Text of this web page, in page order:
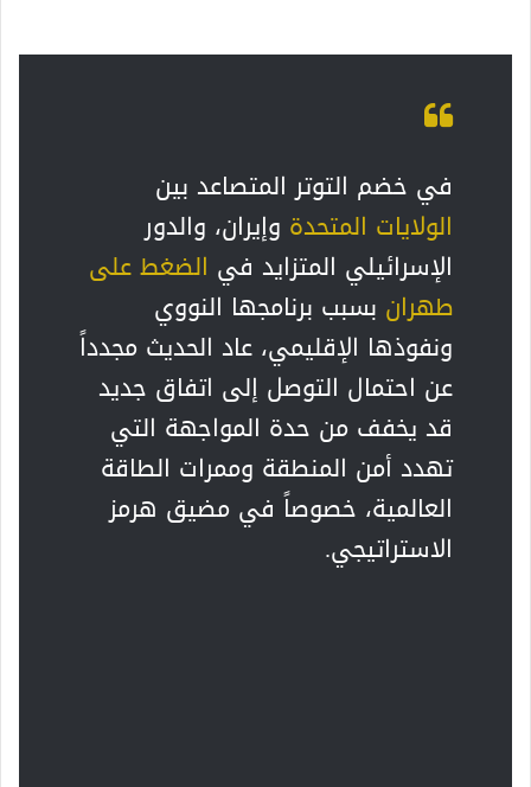
في خضم التوتر المتصاعد بين
الولايات المتحدة وإيران، والدور
الإسرائيلي المتزايد في الضغط على
طهران بسبب برنامجها النووي
ونفوذها الإقليمي، عاد الحديث مجدداً
عن احتمال التوصل إلى اتفاق جديد
قد يخفف من حدة المواجهة التي
تهدد أمن المنطقة وممرات الطاقة
العالمية، خصوصاً في مضيق هرمز
الاستراتيجي.